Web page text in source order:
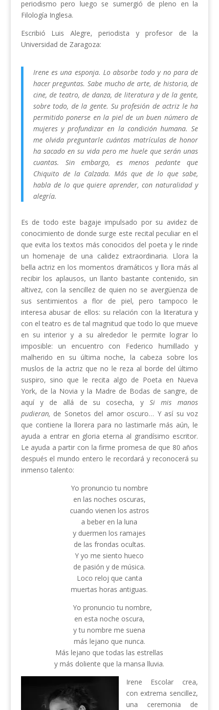
periodismo pero luego se sumergió de pleno en la
Filología Inglesa.
Escribió Luis Alegre, periodista y profesor de la
Universidad de Zaragoza:
Irene es una esponja. Lo absorbe todo y no para de
hacer preguntas. Sabe mucho de arte, de historia, de
cine, de teatro, de danza, de literatura y de la gente,
sobre todo, de la gente. Su profesión de actriz le ha
permitido ponerse en la piel de un buen número de
mujeres y profundizar en la condición humana. Se
me olvida preguntarle cuántas matrículas de honor
ha sacado en su vida pero me huele que serán unas
cuantas. Sin embargo, es menos pedante que
Chiquito de la Calzada. Más que de lo que sabe,
habla de lo que quiere aprender, con naturalidad y
alegría.
Es de todo este bagaje impulsado por su avidez de
conocimiento de donde surge este recital peculiar en el
que evita los textos más conocidos del poeta y le rinde
un homenaje de una calidez extraordinaria. Llora la
bella actriz en los momentos dramáticos y llora más al
recibir los aplausos, un llanto bastante contenido, sin
altivez, con la sencillez de quien no se avergüenza de
sus sentimientos a flor de piel, pero tampoco le
interesa abusar de ellos: su relación con la literatura y
con el teatro es de tal magnitud que todo lo que mueve
en su interior y a su alrededor le permite lograr lo
imposible: un encuentro con Federico humillado y
malherido en su última noche, la cabeza sobre los
muslos de la actriz que no le reza al borde del último
suspiro, sino que le recita algo de Poeta en Nueva
York, de la Novia y la Madre de Bodas de sangre, de
aquí y de allá de su cosecha, ySi mis manos
pudieran, de Sonetos del amor oscuro… Y así su voz
que contiene la llorera para no lastimarle más aún, le
ayuda a entrar en gloria eterna al grandísimo escritor.
Le ayuda a partir con la firme promesa de que 80 años
después el mundo entero le recordará y reconocerá su
inmenso talento:
Yo pronuncio tu nombre
en las noches oscuras,
cuando vienen los astros
a beber en la luna
y duermen los ramajes
de las frondas ocultas.
Y yo me siento hueco
de pasión y de música.
Loco reloj que canta
muertas horas antiguas.
Yo pronuncio tu nombre,
en esta noche oscura,
y tu nombre me suena
más lejano que nunca.
Más lejano que todas las estrellas
y más doliente que la mansa lluvia.
Irene Escolar crea,
con extrema sencillez,
una ceremonia de